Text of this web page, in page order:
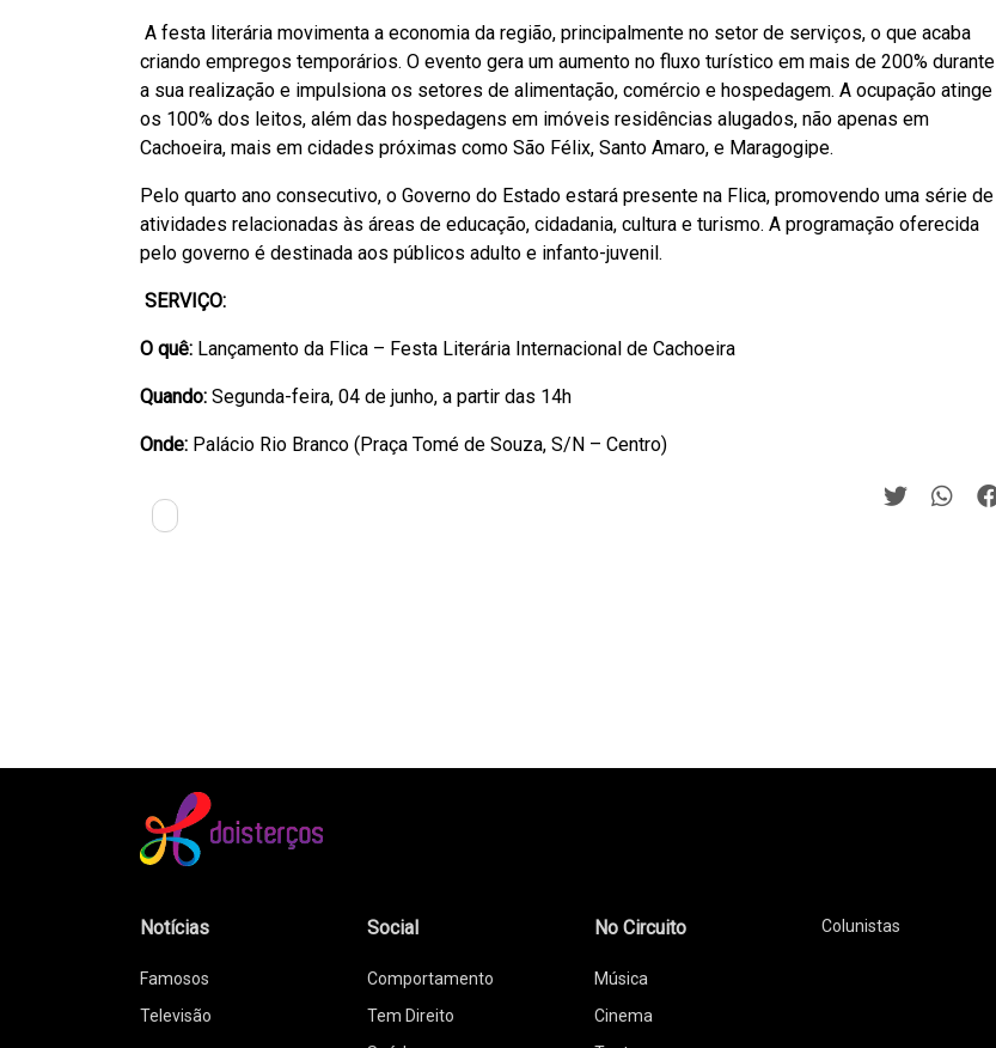
A festa literária movimenta a economia da região, principalmente no setor de serviços, o que acaba
criando empregos temporários. O evento gera um aumento no fluxo turístico em mais de 200% durante
a sua realização e impulsiona os setores de alimentação, comércio e hospedagem. A ocupação atinge
os 100% dos leitos, além das hospedagens em imóveis residências alugados, não apenas em
Cachoeira, mais em cidades próximas como São Félix, Santo Amaro, e Maragogipe.
Pelo quarto ano consecutivo, o Governo do Estado estará presente na Flica, promovendo uma série de
atividades relacionadas às áreas de educação, cidadania, cultura e turismo. A programação oferecida
pelo governo é destinada aos públicos adulto e infanto-juvenil.
SERVIÇO:
O quê: Lançamento da Flica – Festa Literária Internacional de Cachoeira
Quando: Segunda-feira, 04 de junho, a partir das 14h
Onde: Palácio Rio Branco (Praça Tomé de Souza, S/N – Centro)
Notícias
Famosos
Televisão
Social
Comportamento
Tem Direito
No Circuito
Música
Cinema
Colunistas